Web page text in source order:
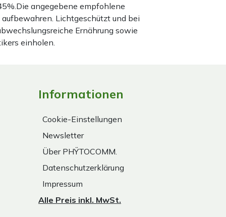
angegebene empfohlene
Lichtgeschützt und bei
Ernährung sowie
einholen.
Informationen
Cookie-Einstellungen
Newsletter
Über PHŸTOCOMM.
Datenschutzerklärung
Impressum
Alle Preis inkl. MwSt.